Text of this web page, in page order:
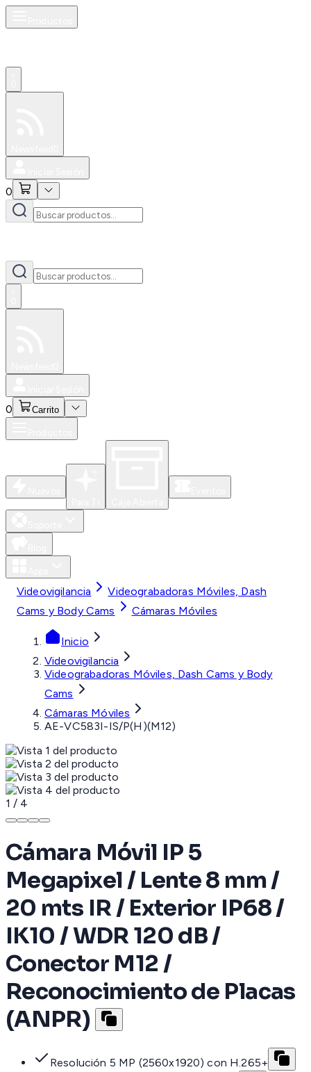
0
0 Carrito
Videovigilancia
Videograbadoras Móviles, Dash
Cams y Body Cams
Cámaras Móviles
Inicio
Videovigilancia
Videograbadoras Móviles, Dash Cams y Body
Cams
Cámaras Móviles
AE-VC583I-IS/P(H)(M12)
1 / 4
Cámara Móvil IP 5
Megapixel / Lente 8 mm /
20 mts IR / Exterior IP68 /
IK10 / WDR 120 dB /
Conector M12 /
Reconocimiento de Placas
(ANPR)
Resolución 5 MP (2560x1920) con H.265+